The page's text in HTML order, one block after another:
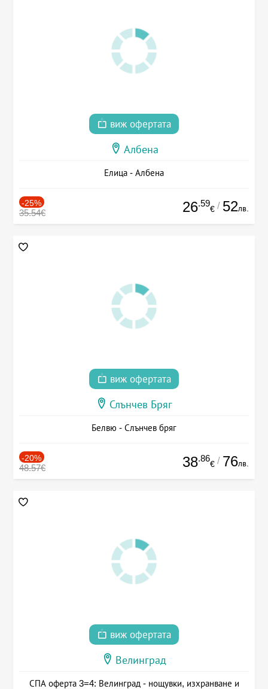
виж офертата
Албена
Елица - Албена
-25%
35.54€ 26.59
€ / 52лв.
виж офертата
Слънчев Бряг
Белвю - Слънчев бряг
-20%
48.57€ 38.86
€ / 76лв.
виж офертата
Велинград
СПА оферта 3=4: Велинград - нощувки, изхранване и